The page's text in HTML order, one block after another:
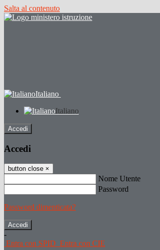
Salta al contenuto
Italiano
Italiano
Accedi
Accedi
button close ×
Nome Utente
Password
Password dimenticata?
-
Entra con SPID Entra con CIE